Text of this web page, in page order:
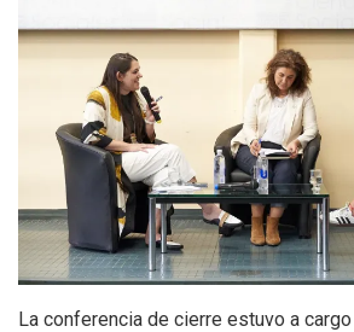
La conferencia de cierre estuvo a